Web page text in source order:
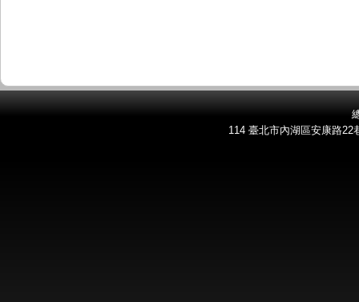
114 臺北市內湖區安康路22